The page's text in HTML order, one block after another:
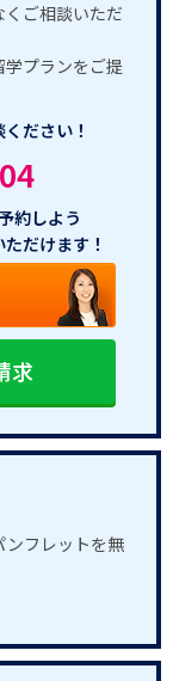
ご相談いただ
学プランをご提
ださい！
約しよう
だけます！
求
ンフレットを無